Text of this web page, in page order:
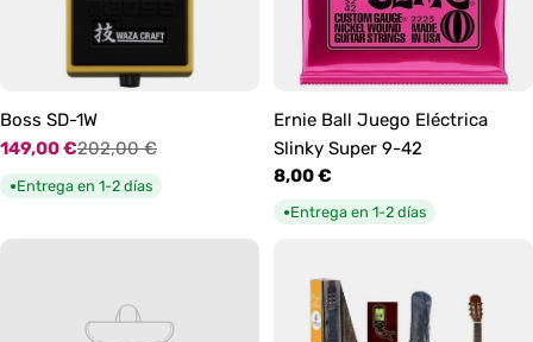
Boss SD-1W
Precio
de
oferta
149,00 €
Precio
habitual
202,00 €
●Entrega en 1-2 días
Ernie Ball Juego Eléctrica
Slinky Super 9-42
Precio
habitual
8,00 €
●Entrega en 1-2 días